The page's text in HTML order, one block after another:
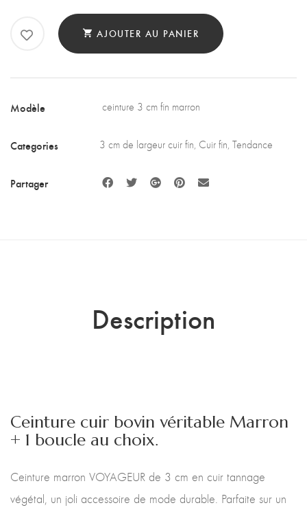
MARRON
QUANTITY
AJOUTER AU PANIER
Modèle ceinture 3 cm fin marron
Categories 3 cm de largeur cuir fin, Cuir fin,Tendance
Partager
Description
Ceinture cuir bovin véritable Marron
+ 1 boucle au choix.
Ceinture marron VOYAGEUR de 3 cm en cuir tannage
végétal, un joli accessoire de mode durable. Parfaite sur un